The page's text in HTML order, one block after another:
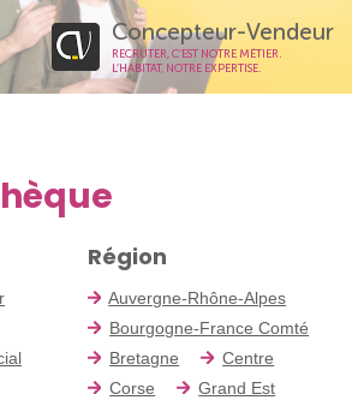
Concepteur-Vendeur
RECRUTER, C’EST NOTRE MÉTIER.
L’HABITAT, NOTRE EXPERTISE.
Région
Auvergne-Rhône-Alpes
Bourgogne-France Comté
Bretagne
Centre
Corse
Grand Est